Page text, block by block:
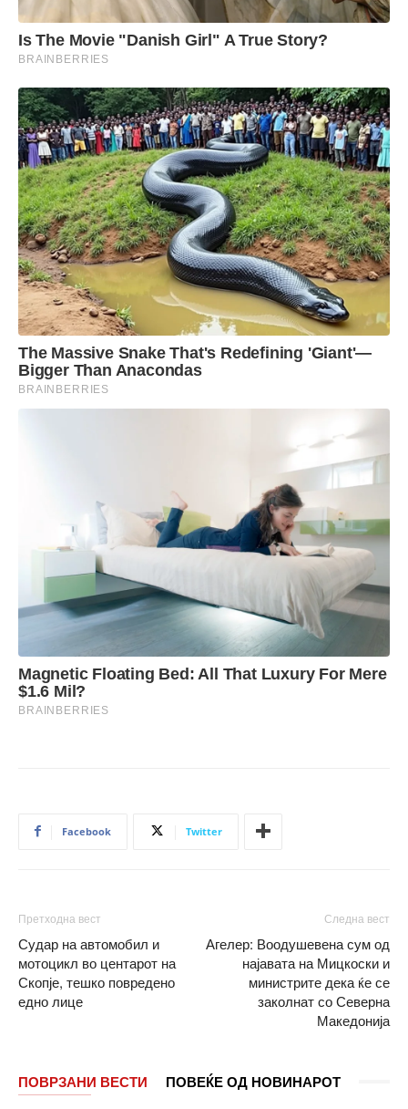
Facebook Twitter
Претходна вест
Судар на автомобил и
мотоцикл во центарот на
Скопје, тешко повредено
едно лице
Следна вест
Агелер: Воодушевена сум од
најавата на Мицкоски и
министрите дека ќе се
заколнат со Северна
Македонија
ПОВРЗАНИ ВЕСТИ ПОВЕЌЕ ОД НОВИНАРОТ